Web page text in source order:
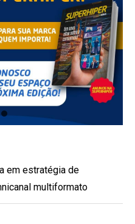
em estratégia de
multiformato